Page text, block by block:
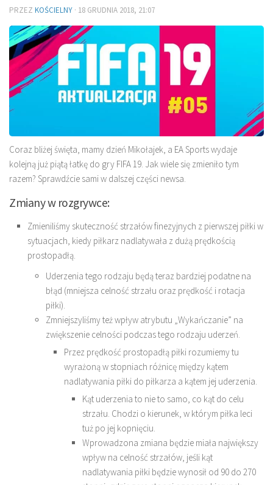
PRZEZ KOŚCIELNY · 18 GRUDNIA 2018, 21:07
Coraz bliżej święta, mamy dzień Mikołajek, a EA Sports wydaje
kolejną już piątą łatkę do gry FIFA 19. Jak wiele się zmieniło tym
razem? Sprawdźcie sami w dalszej części newsa.
Zmiany w rozgrywce:
Zmieniliśmy skuteczność strzałów finezyjnych z pierwszej piłki w
sytuacjach, kiedy piłkarz nadlatywała z dużą prędkością
prostopadłą.
Uderzenia tego rodzaju będą teraz bardziej podatne na
błąd (mniejsza celność strzału oraz prędkość i rotacja
piłki).
Zmniejszyliśmy też wpływ atrybutu „Wykańczanie” na
zwiększenie celności podczas tego rodzaju uderzeń.
Przez prędkość prostopadłą piłki rozumiemy tu
wyrażoną w stopniach różnicę między kątem
nadlatywania piłki do piłkarza a kątem jej uderzenia.
Kąt uderzenia to nie to samo, co kąt do celu
strzału. Chodzi o kierunek, w którym piłka leci
tuż po jej kopnięciu.
Wprowadzona zmiana będzie miała największy
wpływ na celność strzałów, jeśli kąt
nadlatywania piłki będzie wynosił od 90 do 270